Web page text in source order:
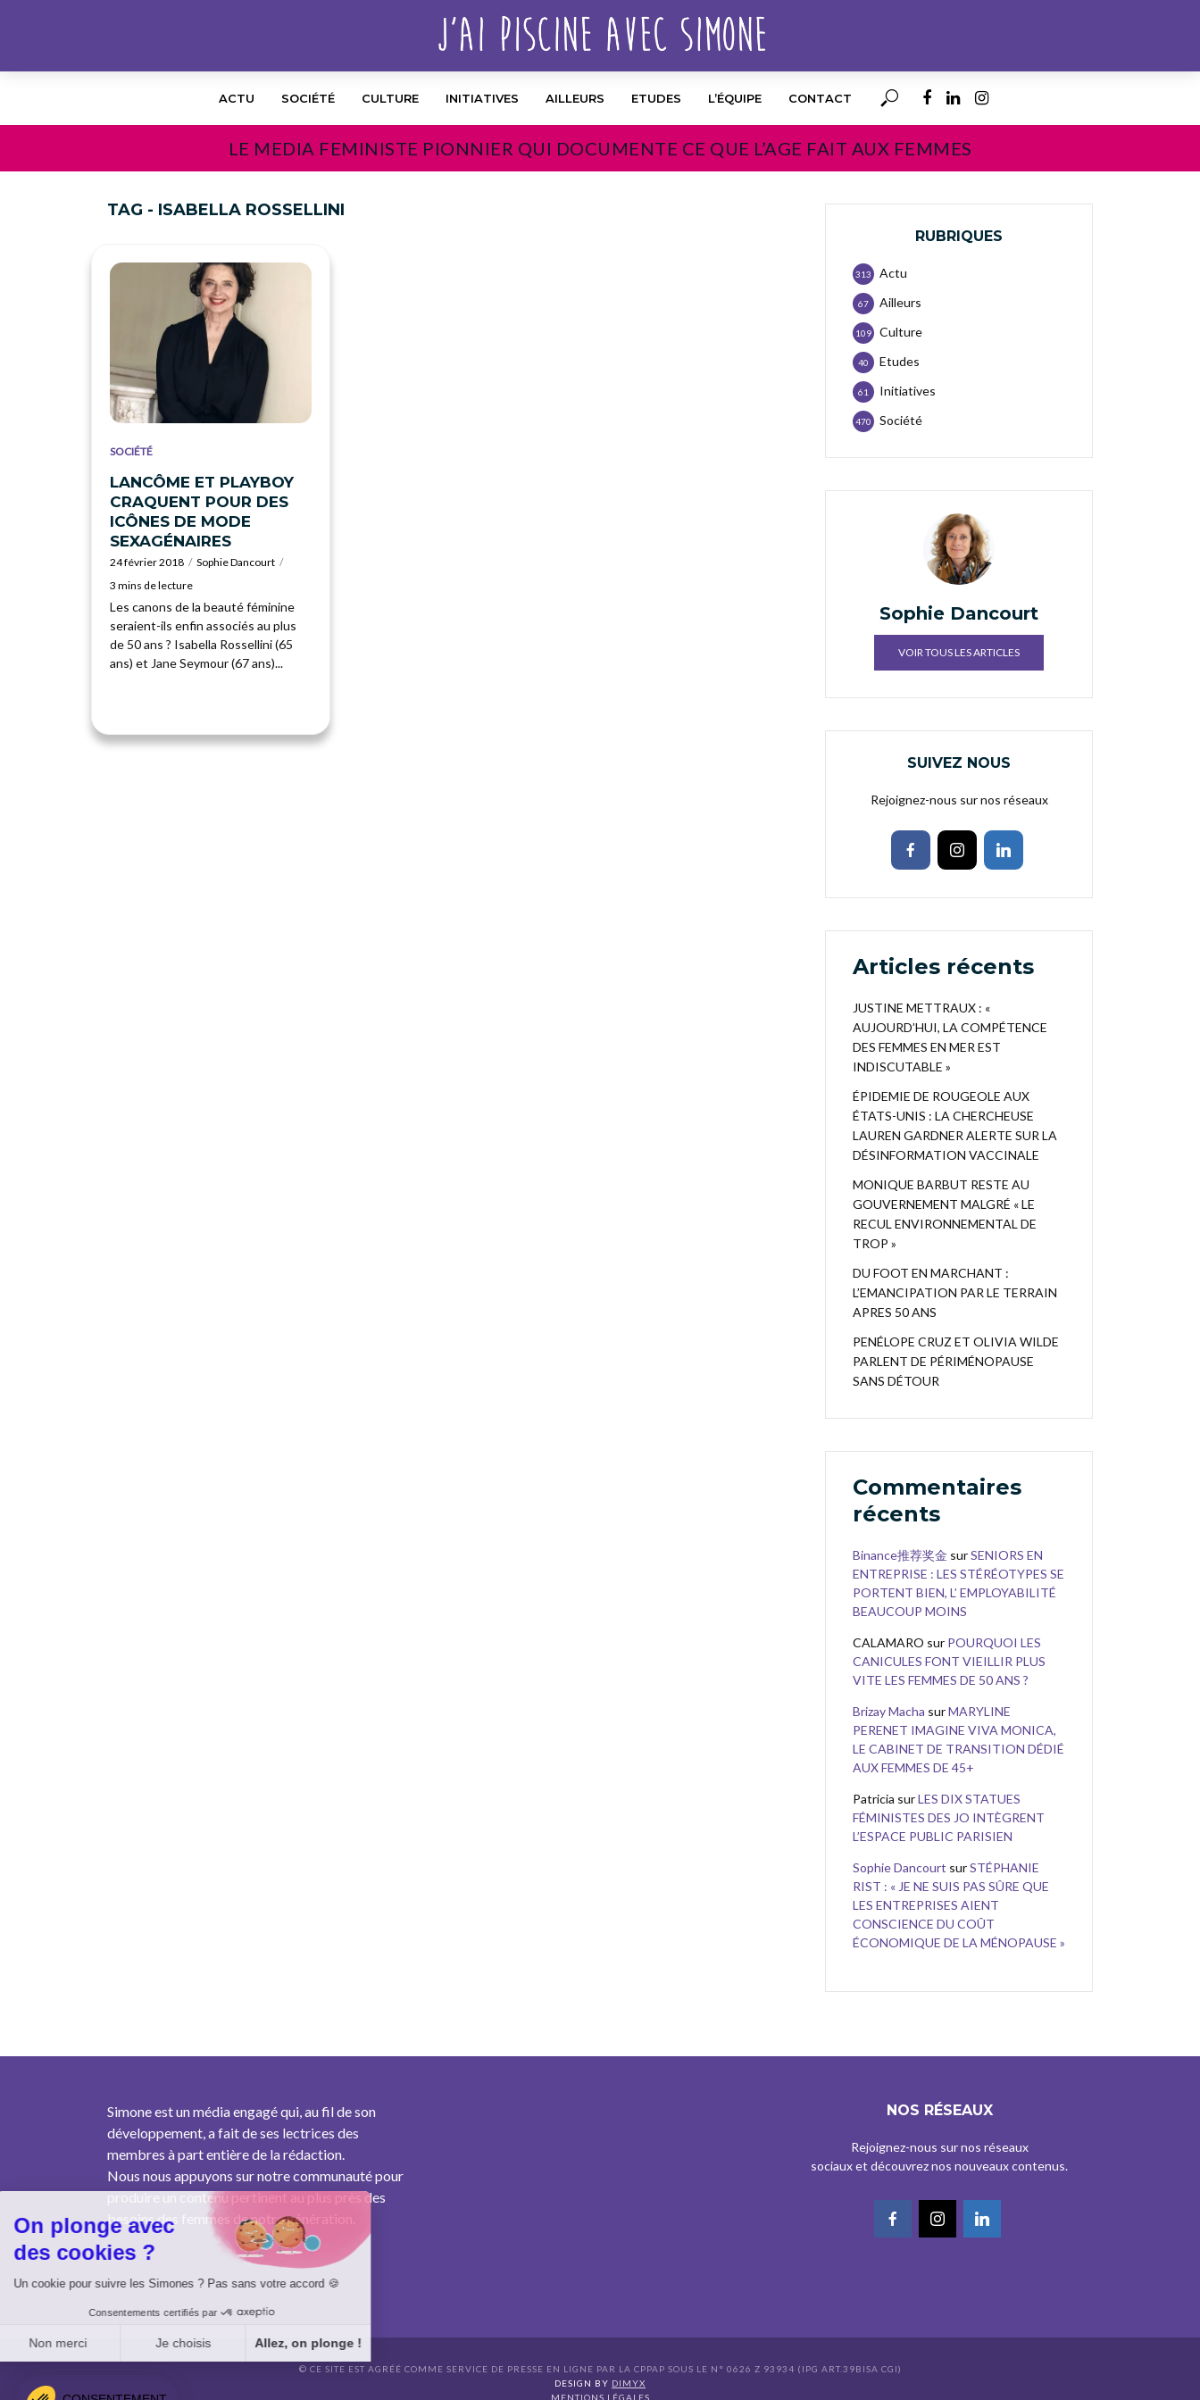
ACTU SOCIÉTÉ CULTURE INITIATIVES AILLEURS ETUDES L’ÉQUIPE CONTACT
LE MEDIA FEMINISTE PIONNIER QUI DOCUMENTE CE QUE L’AGE FAIT AUX FEMMES
TAG - ISABELLA ROSSELLINI
SOCIÉTÉ
LANCÔME ET PLAYBOY
CRAQUENT POUR DES
ICÔNES DE MODE
SEXAGÉNAIRES
24 février 2018
Sophie Dancourt
3 mins de lecture
Les canons de la beauté féminine
seraient-ils enfin associés au plus
de 50 ans ? Isabella Rossellini (65
ans) et Jane Seymour (67 ans)...
RUBRIQUES
Actu
313
Ailleurs
67
Culture
109
Etudes
40
Initiatives
61
Société
470
Sophie Dancourt
VOIR TOUS LES ARTICLES
SUIVEZ NOUS
Rejoignez-nous sur nos réseaux
Articles récents
JUSTINE METTRAUX : «
AUJOURD’HUI, LA COMPÉTENCE
DES FEMMES EN MER EST
INDISCUTABLE »
ÉPIDEMIE DE ROUGEOLE AUX
ÉTATS-UNIS : LA CHERCHEUSE
LAUREN GARDNER ALERTE SUR LA
DÉSINFORMATION VACCINALE
MONIQUE BARBUT RESTE AU
GOUVERNEMENT MALGRÉ « LE
RECUL ENVIRONNEMENTAL DE
TROP »
DU FOOT EN MARCHANT :
L’EMANCIPATION PAR LE TERRAIN
APRES 50 ANS
PENÉLOPE CRUZ ET OLIVIA WILDE
PARLENT DE PÉRIMÉNOPAUSE
SANS DÉTOUR
Commentaires
récents
Binance推荐奖金 surSENIORS EN
ENTREPRISE : LES STÉRÉOTYPES SE
PORTENT BIEN, L’ EMPLOYABILITÉ
BEAUCOUP MOINS
CALAMARO sur POURQUOI LES
CANICULES FONT VIEILLIR PLUS
VITE LES FEMMES DE 50 ANS ?
Brizay Macha surMARYLINE
PERENET IMAGINE VIVA MONICA,
LE CABINET DE TRANSITION DÉDIÉ
AUX FEMMES DE 45+
Patricia surLES DIX STATUES
FÉMINISTES DES JO INTÈGRENT
L’ESPACE PUBLIC PARISIEN
Sophie Dancourt surSTÉPHANIE
RIST : « JE NE SUIS PAS SÛRE QUE
LES ENTREPRISES AIENT
CONSCIENCE DU COÛT
ÉCONOMIQUE DE LA MÉNOPAUSE »
Simone est un média engagé qui, au fil de son
développement, a fait de ses lectrices des
membres à part entière de la rédaction.
Nous nous appuyons sur notre communauté pour
produire un contenu pertinent au plus près des
besoins des femmes de notre génération.
NOS RÉSEAUX
Rejoignez-nous sur nos réseaux
sociaux et découvrez nos nouveaux contenus.
© CE SITE EST AGRÉÉ COMME SERVICE DE PRESSE EN LIGNE PAR LA CPPAP SOUS LE N° 0626 Z 93934 (IPG ART.39BISA CGI)
DESIGN BY DIMYX
MENTIONS LÉGALES
On plonge avec
des cookies ?
Un cookie pour suivre les Simones ? Pas sans votre accord 🍪
Consentements certifiés par
Non merci Je choisis Allez, on plonge !
Plateforme de Gestion du Consentement : Personnalisez vos Options